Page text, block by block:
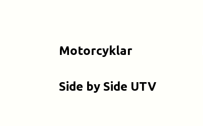
Motorcyklar
Side by Side UTV